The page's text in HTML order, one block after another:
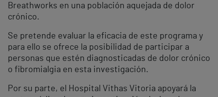
Breathworks en una población aquejada de dolor
crónico.
Se pretende evaluar la eficacia de este programa y
para ello se ofrece la posibilidad de participar a
personas que estén diagnosticadas de dolor crónico
o fibromialgia en esta investigación.
Por su parte, el Hospital Vithas Vitoria apoyará la